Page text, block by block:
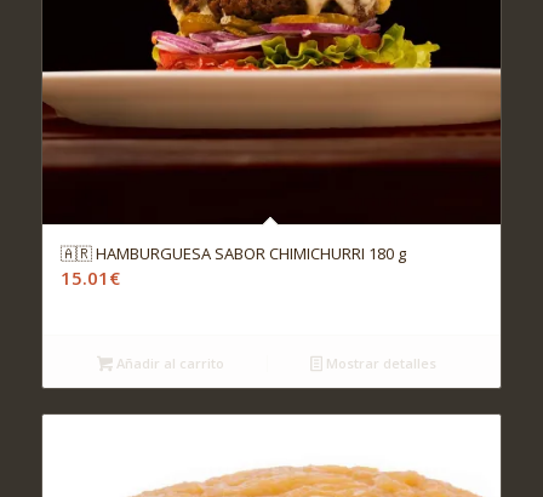
🇦🇷 HAMBURGUESA SABOR CHIMICHURRI 180 g
15.01 €
Añadir al carrito Mostrar detalles